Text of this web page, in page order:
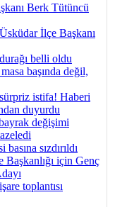
Berk Tütüncü
İlçe Başkanı
belli oldu
başında değil,
istifa! Haberi
duyurdu
değişimi
sızdırıldı
için Genç
toplantısı